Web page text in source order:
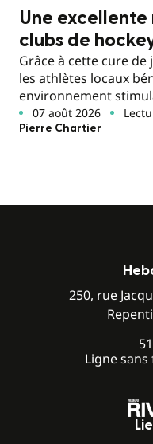
Une
clubs de
Grâce à cette cure
les athlètes locaux
environnement
07 août 2026
Pierre Chartier
250, rue
Ligne sans